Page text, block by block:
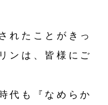
れたことがきっ
ンは、皆様にご
代も『なめらか